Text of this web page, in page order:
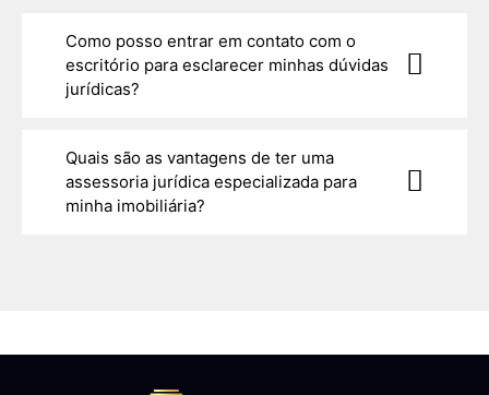
Como posso entrar em contato com o
escritório para esclarecer minhas dúvidas
jurídicas?
Quais são as vantagens de ter uma
assessoria jurídica especializada para
minha imobiliária?